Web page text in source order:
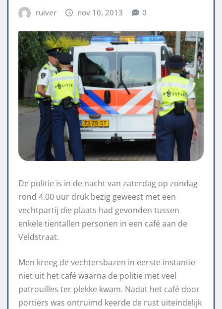
ruiver nov 10, 2013 0
De politie is in de nacht van zaterdag op zondag
rond 4.00 uur druk bezig geweest met een
vechtpartij die plaats had gevonden tussen
enkele tientallen personen in een café aan de
Veldstraat.
Men kreeg de vechtersbazen in eerste instantie
niet uit het café waarna de politie met veel
patrouilles ter plekke kwam. Nadat het café door
portiers was ontruimd keerde de rust uiteindelijk